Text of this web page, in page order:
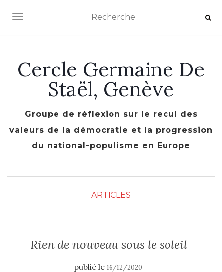
AFFICHER/MASQUER LA NAVIGATION
Cercle Germaine De
Staël, Genève
Groupe de réflexion sur le recul des
valeurs de la démocratie et la progression
du national-populisme en Europe
ARTICLES
Rien de nouveau sous le soleil
publié le 16/12/2020